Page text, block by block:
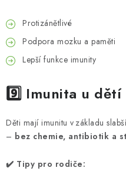
Protizánětlivé
Podpora mozku a paměti
Lepší funkce imunity
9️⃣ Imunita u
Děti mají imunitu v základu
– bez chemie, antibiotik a
✔️ Tipy pro rodiče: